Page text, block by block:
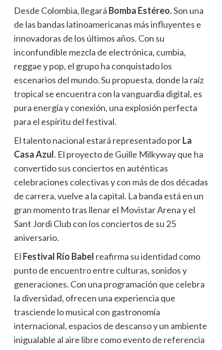
Desde Colombia, llegará Bomba Estéreo. Son una
de las bandas latinoamericanas más influyentes e
innovadoras de los últimos años. Con su
inconfundible mezcla de electrónica, cumbia,
reggae y pop, el grupo ha conquistado los
escenarios del mundo. Su propuesta, donde la raíz
tropical se encuentra con la vanguardia digital, es
pura energía y conexión, una explosión perfecta
para el espíritu del festival.
El talento nacional estará representado porLa
Casa Azul. El proyecto de Guille Milkyway que ha
convertido sus conciertos en auténticas
celebraciones colectivas y con más de dos décadas
de carrera, vuelve a la capital. La banda está en un
gran momento tras llenar el Movistar Arena y el
Sant Jordi Club con los conciertos de su 25
aniversario.
El Festival Río Babel reafirma su identidad como
punto de encuentro entre culturas, sonidos y
generaciones. Con una programación que celebra
la diversidad, ofrecen una experiencia que
trasciende lo musical con gastronomía
internacional, espacios de descanso y un ambiente
inigualable al aire libre como evento de referencia